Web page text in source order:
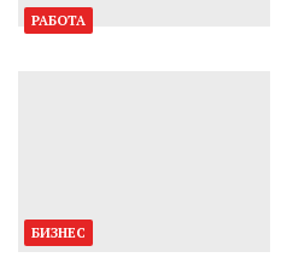
РАБОТА
БИЗНЕС